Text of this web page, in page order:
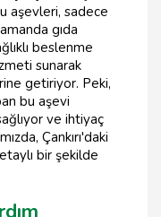
aşevleri, sadece
gıda
beslenme
sunarak
getiriyor. Peki,
bu aşevi
ve ihtiyaç
Çankırı'daki
bir şekilde